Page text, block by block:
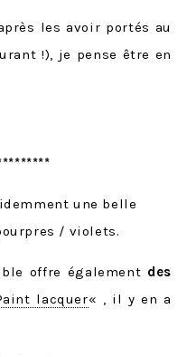
les avoir portés au
!), je pense être en
une belle
/ violets.
offre également des
lacquer« , il y en a